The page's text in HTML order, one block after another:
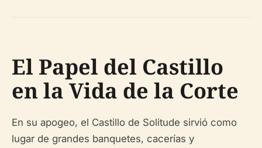
El Papel del Castillo
en la Vida de la Corte
En su apogeo, el Castillo de Solitude sirvió como
lugar de grandes banquetes, cacerías y